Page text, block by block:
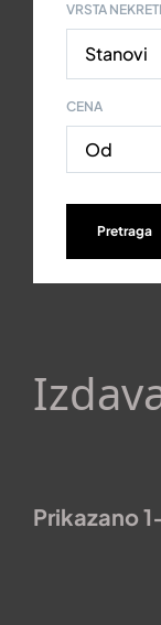
VRSTA
CENA
Pretraga
Prikazano